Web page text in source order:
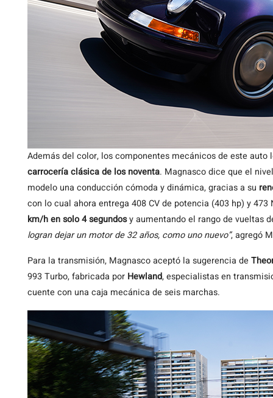
Además del color, los componentes mecánicos de este
carrocería clásica de los noventa. Magnasco dice que el
modelo una conducción cómoda y dinámica, gracias a su
con lo cual ahora entrega 408 CV de potencia (403 hp) y
km/h en solo 4 segundosy aumentando el rango de vueltas
logran dejar un motor de 32 años, como uno nuevo”, agregó
Para la transmisión, Magnasco aceptó la sugerencia de
993 Turbo, fabricada por Hewland, especialistas en
cuente con una caja mecánica de seis marchas.